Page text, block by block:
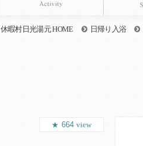
休暇村日光湯元 HOME 日帰り入浴
664 view